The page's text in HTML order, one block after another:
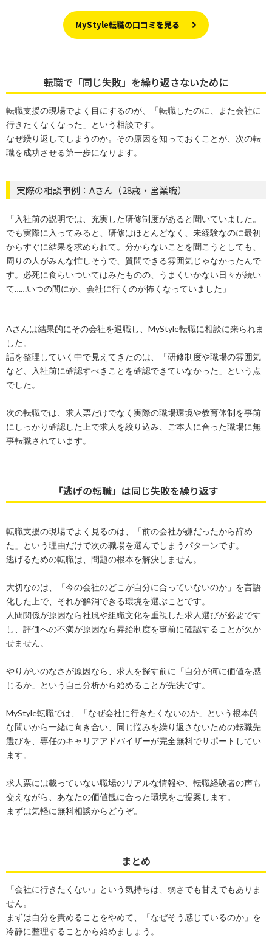
MyStyle転職の口コミを見る
転職で「同じ失敗」を繰り返さないために
転職支援の現場でよく目にするのが、「転職したのに、また会社に
行きたくなくなった」という相談です。
なぜ繰り返してしまうのか。その原因を知っておくことが、次の転
職を成功させる第一歩になります。
実際の相談事例：Aさん（28歳・営業職）
「入社前の説明では、充実した研修制度があると聞いていました。
でも実際に入ってみると、研修はほとんどなく、未経験なのに最初
からすぐに結果を求められて。分からないことを聞こうとしても、
周りの人がみんな忙しそうで、質問できる雰囲気じゃなかったんで
す。必死に食らいついてはみたものの、うまくいかない日々が続い
て……いつの間にか、会社に行くのが怖くなっていました」
Aさんは結果的にその会社を退職し、MyStyle転職に相談に来られま
した。
話を整理していく中で見えてきたのは、「研修制度や職場の雰囲気
など、入社前に確認すべきことを確認できていなかった」という点
でした。
次の転職では、求人票だけでなく実際の職場環境や教育体制を事前
にしっかり確認した上で求人を絞り込み、ご本人に合った職場に無
事転職されています。
「逃げの転職」は同じ失敗を繰り返す
転職支援の現場でよく見るのは、「前の会社が嫌だったから辞め
た」という理由だけで次の職場を選んでしまうパターンです。
逃げるための転職は、問題の根本を解決しません。
大切なのは、「今の会社のどこが自分に合っていないのか」を言語
化した上で、それが解消できる環境を選ぶことです。
人間関係が原因なら社風や組織文化を重視した求人選びが必要です
し、評価への不満が原因なら昇給制度を事前に確認することが欠か
せません。
やりがいのなさが原因なら、求人を探す前に「自分が何に価値を感
じるか」という自己分析から始めることが先決です。
MyStyle転職では、「なぜ会社に行きたくないのか」という根本的
な問いから一緒に向き合い、同じ悩みを繰り返さないための転職先
選びを、専任のキャリアアドバイザーが完全無料でサポートしてい
ます。
求人票には載っていない職場のリアルな情報や、転職経験者の声も
交えながら、あなたの価値観に合った環境をご提案します。
まずは気軽に無料相談からどうぞ。
まとめ
「会社に行きたくない」という気持ちは、弱さでも甘えでもありま
せん。
まずは自分を責めることをやめて、「なぜそう感じているのか」を
冷静に整理することから始めましょう。